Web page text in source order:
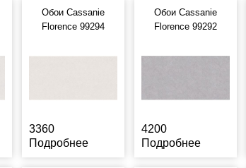
Обои Cassanie
Florence 99294
3360
Подробнее
Обои Cassanie
Florence 99292
4200
Подробнее